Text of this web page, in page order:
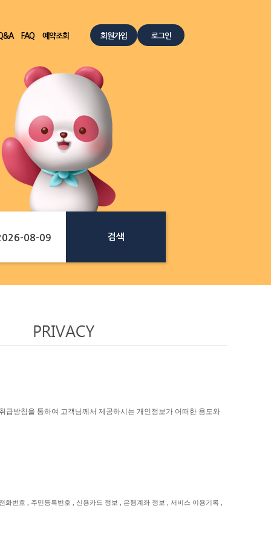
FAQ 예약조회 로그인
회원가입
검색
급방침을 통하여 고객님께서 제공하시는 개인정보가 어떠한 용도와
번호 , 주민등록번호 , 신용카드 정보 , 은행계좌 정보 , 서비스 이용기록 ,